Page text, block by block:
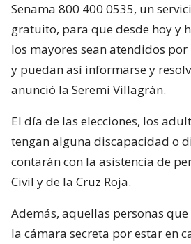
Senama 800 400 0535, un
gratuito, para que desde hoy y
los mayores sean atendidos por
y puedan así informarse y
anunció la Seremi Villagrán.
El día de las elecciones, los
tengan alguna discapacidad o
contarán con la asistencia de
Civil y de la Cruz Roja.
Además, aquellas personas
la cámara secreta por estar en